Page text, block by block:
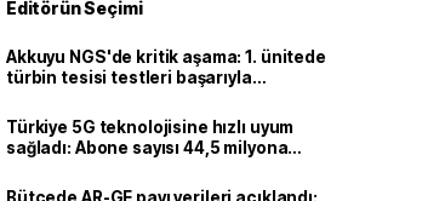
Editörün Seçimi
Akkuyu NGS'de kritik aşama: 1. ünitede
türbin tesisi testleri başarıyla
Türkiye 5G teknolojisine hızlı uyum
sağladı: Abone sayısı 44,5 milyona